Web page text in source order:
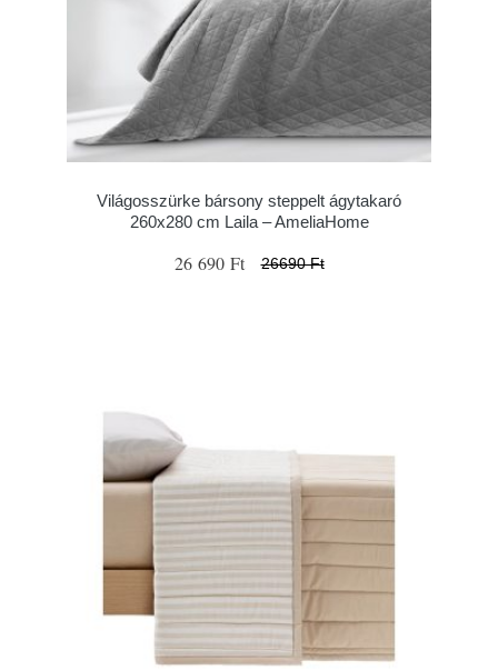
Világosszürke bársony steppelt ágytakaró
260x280 cm Laila – AmeliaHome
26 690 Ft 26690 Ft